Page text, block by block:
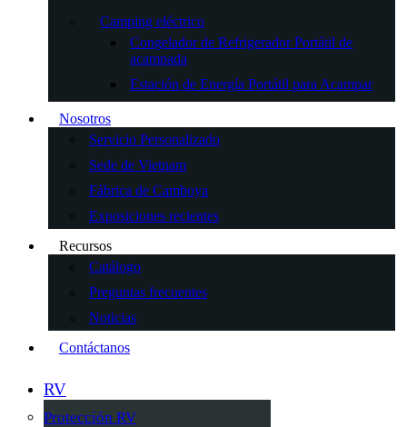
Camping eléctrico
Congelador de Refrigerador Portátil de
acampada
Estación de Energía Portátil para Acampar
Nosotros
Servicio Personalizado
Sede de Vietnam
Fábrica de Camboya
Exposiciones recientes
Recursos
Catálogo
Preguntas frecuentes
Noticias
Contáctanos
RV
Protección RV